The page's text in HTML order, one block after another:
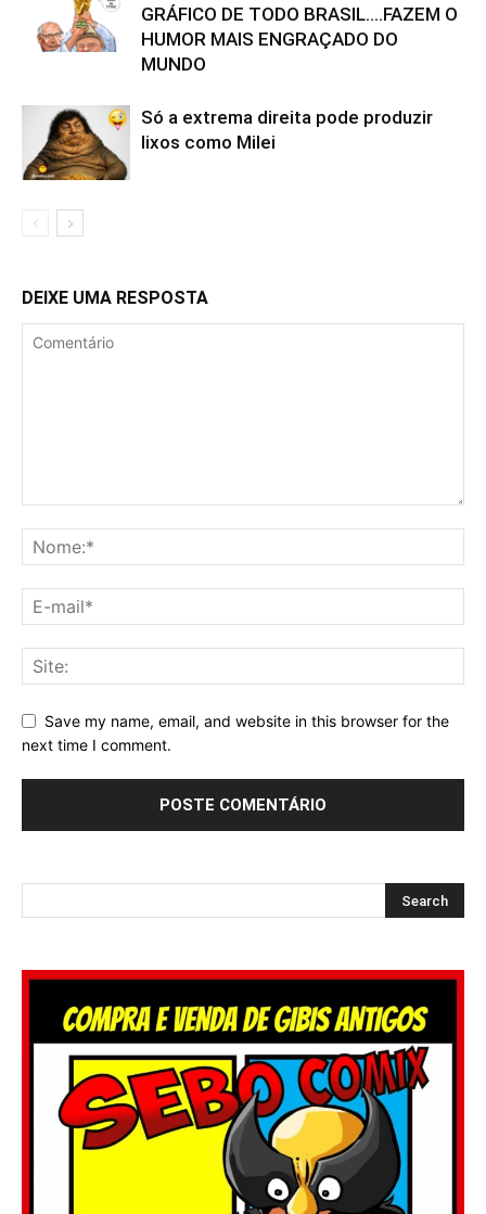
GRÁFICO DE TODO BRASIL….FAZEM O
HUMOR MAIS ENGRAÇADO DO
MUNDO
Só a extrema direita pode produzir
lixos como Milei
DEIXE UMA RESPOSTA
Save my name, email, and website in this browser for the
next time I comment.